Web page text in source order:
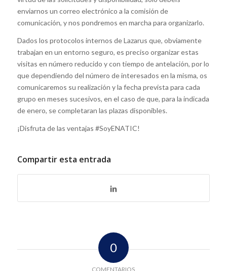
enviarnos un correo electrónico a la comisión de
comunicación, y nos pondremos en marcha para organizarlo.
Dados los protocolos internos de Lazarus que, obviamente
trabajan en un entorno seguro, es preciso organizar estas
visitas en número reducido y con tiempo de antelación, por lo
que dependiendo del número de interesados en la misma, os
comunicaremos su realización y la fecha prevista para cada
grupo en meses sucesivos, en el caso de que, para la indicada
de enero, se completaran las plazas disponibles.
¡Disfruta de las ventajas #SoyENATIC!
Compartir esta entrada
0
COMENTARIOS